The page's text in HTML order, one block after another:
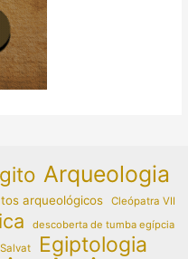
Arqueologia
arqueológicos Cleópatra VII
descoberta de tumba egípcia
Egiptologia